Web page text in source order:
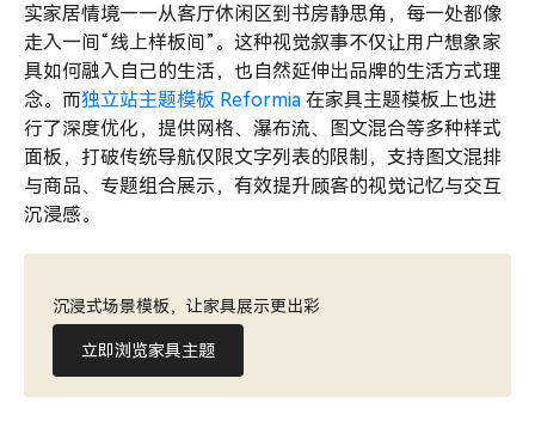
实家居情境——从客厅休闲区到书房静思角，每一处都像
走入一间“线上样板间”。这种视觉叙事不仅让用户想象家
具如何融入自己的生活，也自然延伸出品牌的生活方式理
念。而独立站主题模板 Reformia 在家具主题模板上也进
行了深度优化，提供网格、瀑布流、图文混合等多种样式
面板，打破传统导航仅限文字列表的限制，支持图文混排
与商品、专题组合展示，有效提升顾客的视觉记忆与交互
沉浸感。
沉浸式场景模板，让家具展示更出彩
立即浏览家具主题